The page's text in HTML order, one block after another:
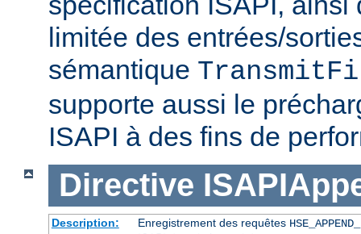
limitée des entrées/
sémantique
supporte aussi le
ISAPI à des fins de
Directive
Description: Enregistrement des requêtes